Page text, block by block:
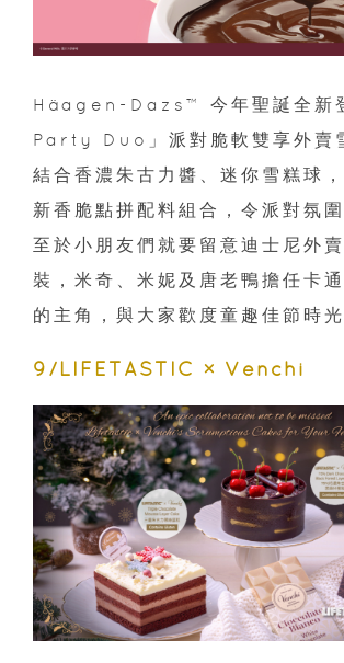
Häagen-Dazs™ 今年聖誕全新
Party Duo」派對脆軟雙享外賣
結合香濃朱古力醬、迷你雪糕球
新香脆點拼配料組合，令派對氛圍
至於小朋友們就要留意迪士尼外
裝，米奇、米妮及唐老鴨擔任卡
的主角，與大家歡度童趣佳節時光
9/LIFETASTIC × Venchi